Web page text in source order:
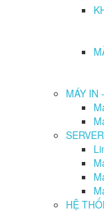
MÁY IN
HỆ